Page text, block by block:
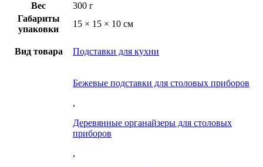
Вес
300 г
Габариты
упаковки
15 × 15 × 10 см
Вид товара Подставки для кухни
Бежевые подставки для столовых приборов
,
Деревянные органайзеры для столовых
приборов
,